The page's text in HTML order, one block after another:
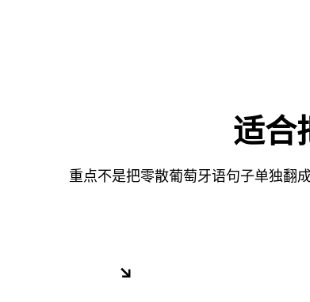
适合
重点不是把零散葡萄牙语句子单独翻
↘